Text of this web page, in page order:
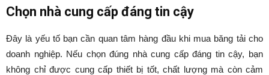
Chọn nhà cung cấp đáng tin cậy
Đây là yếu tố bạn cần quan tâm hàng đầu khi mua băng tải cho
doanh nghiệp. Nếu chọn đúng nhà cung cấp đáng tin cậy, bạn
không chỉ được cung cấp thiết bị tốt, chất lượng mà còn cảm